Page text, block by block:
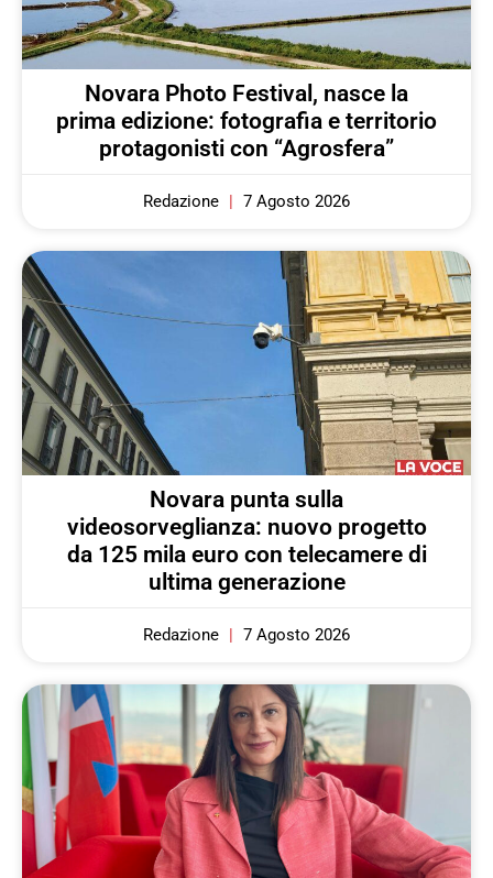
Novara Photo Festival, nasce la
prima edizione: fotografia e territorio
protagonisti con “Agrosfera”
Redazione 7 Agosto 2026
Novara punta sulla
videosorveglianza: nuovo progetto
da 125 mila euro con telecamere di
ultima generazione
Redazione 7 Agosto 2026